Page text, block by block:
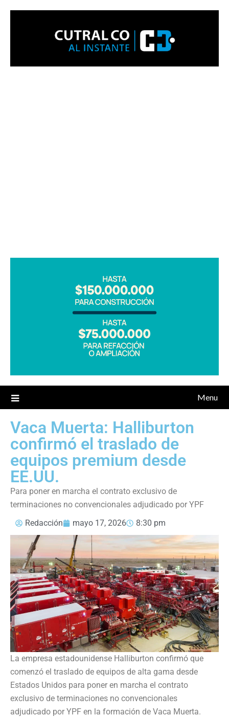
Menu
Vaca Muerta: Halliburton
confirmó el traslado de
equipos premium desde
EE.UU.
Para poner en marcha el contrato exclusivo de
terminaciones no convencionales adjudicado por YPF
Redacción
mayo 17, 2026 8:30 pm
La empresa estadounidense Halliburton confirmó que
comenzó el traslado de equipos de alta gama desde
Estados Unidos para poner en marcha el contrato
exclusivo de terminaciones no convencionales
adjudicado por YPF en la formación de Vaca Muerta.